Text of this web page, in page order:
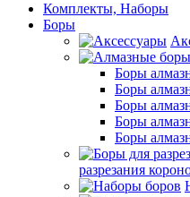
Комплекты, Наборы
Боры
Боры
Боры
Боры
Боры
Боры
разрезания